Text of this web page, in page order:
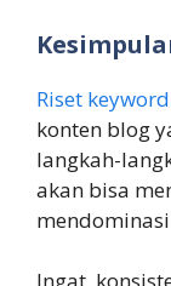
Riset keyword
konten blog
langkah-
akan bisa